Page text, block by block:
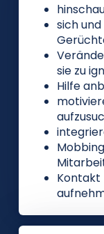
sich
sie zu
Hilfe
Kontakt